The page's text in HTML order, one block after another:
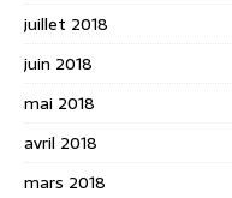
juillet 2018
juin 2018
mai 2018
avril 2018
mars 2018